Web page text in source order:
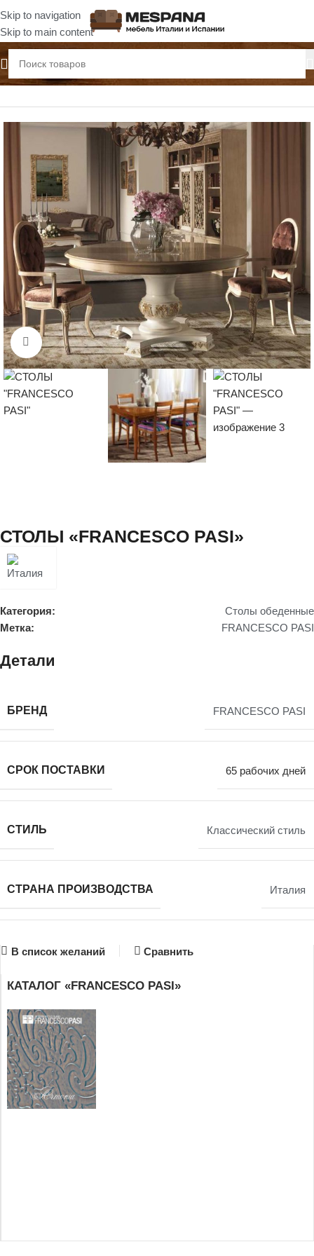
Skip to navigation
Skip to main content
Главная Столы обеденные
Нажмите, чтобы увеличить
СТОЛЫ «FRANCESCO PASI»
Категория:
Столы обеденные
Метка:
FRANCESCO PASI
Детали
БРЕНД FRANCESCO PASI
СРОК ПОСТАВКИ 65 рабочих дней
СТИЛЬ Классический стиль
СТРАНА ПРОИЗВОДСТВА Италия
В список желаний Сравнить
КАТАЛОГ «FRANCESCO PASI»